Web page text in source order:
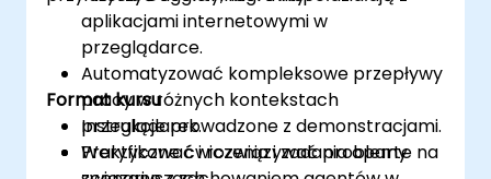
aplikacjami internetowymi w
przeglądarce.
Automatyzować kompleksowe przepływy
pracy w różnych kontekstach
przeglądarek.
Weryfikować i rozwiązywać problemy
Format kursu
Instrukcje prowadzone z demonstracjami.
Praktyczne ćwiczenia i zadania oparte na